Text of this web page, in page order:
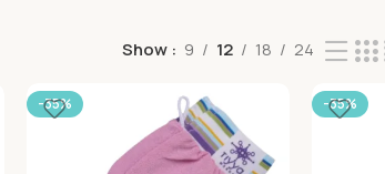
Show 9 12 18 24
-35% -35%